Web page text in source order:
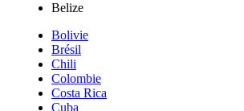
Belize
Bolivie
Brésil
Chili
Colombie
Costa Rica
Cuba